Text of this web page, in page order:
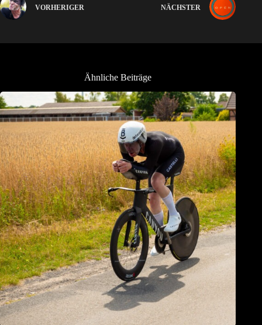
VORHERIGER NÄCHSTER
Ähnliche Beiträge